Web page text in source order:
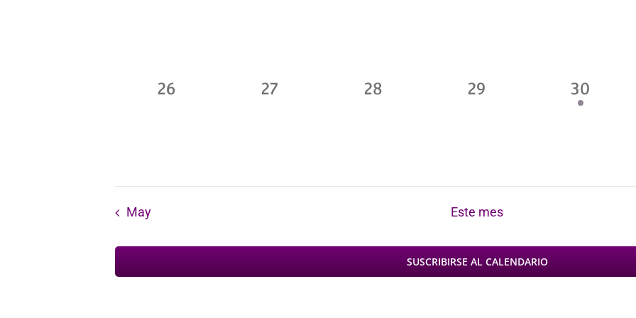
0
26
0
27
0
28
0
29
1
evento,
30
May Este mes
SUSCRIBIRSE AL CALENDARIO